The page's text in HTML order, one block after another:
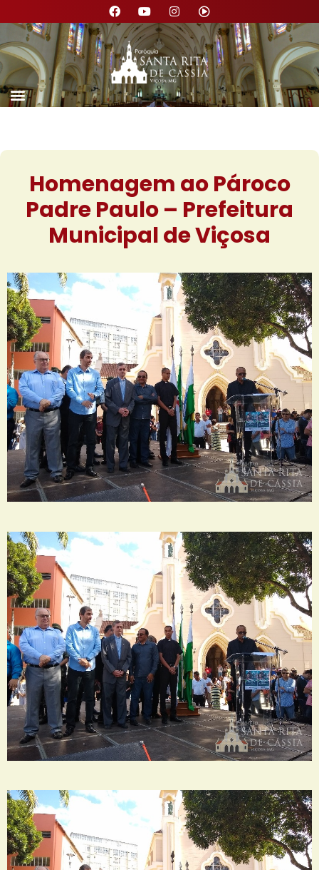
Homenagem ao Pároco
Padre Paulo – Prefeitura
Municipal de Viçosa